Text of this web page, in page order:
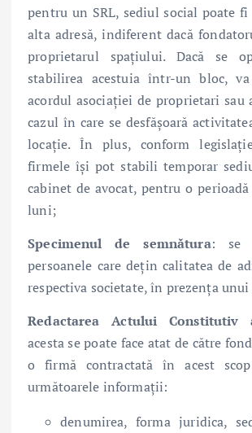
pentru un SRL, sediul social poate fi
alta adresă, indiferent dacă
proprietarul spațiului. Dacă se
stabilirea acestuia într-un bloc,
acordul asociației de proprietari
cazul în care se desfășoară
locație. În plus, conform
firmele își pot stabili temporar
cabinet de avocat, pentru o
luni;
Specimenul de semnătura: se
persoanele care dețin calitatea de
respectiva societate, în prezența
Redactarea Actului Constitutiv
acesta se poate face atat de către
o firmă contractată în acest
următoarele informații:
denumirea, forma juridica,